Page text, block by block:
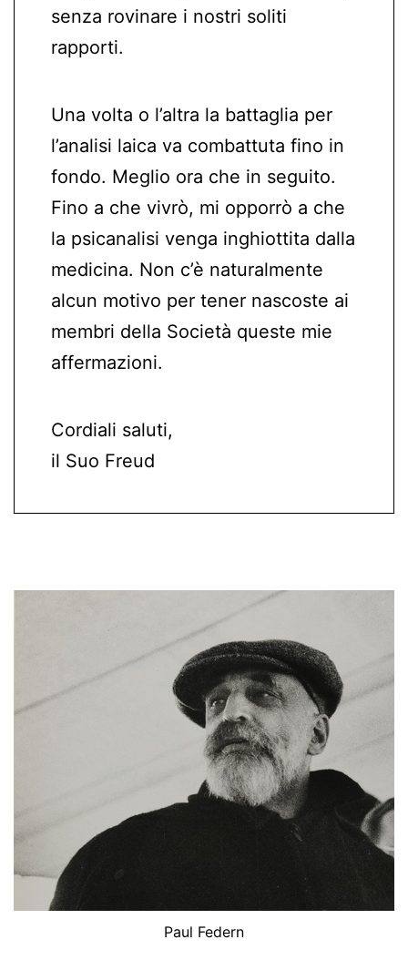
senza rovinare i nostri soliti
rapporti.
Una volta o l’altra la battaglia per
l’analisi laica va combattuta fino in
fondo. Meglio ora che in seguito.
Fino a che vivrò, mi opporrò a che
la psicanalisi venga inghiottita dalla
medicina. Non c’è naturalmente
alcun motivo per tener nascoste ai
membri della Società queste mie
affermazioni.
Cordiali saluti,
il Suo Freud
Paul Federn